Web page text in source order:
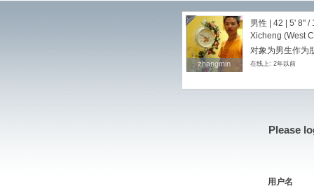
zhangmin
zhangmin
男性 | 42 | 5' 8" /
Xicheng (West
对象为男生作为
在线上: 2年以前
Please
用户名